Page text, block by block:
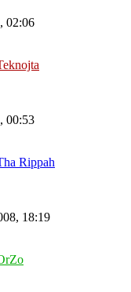
02:06
00:53
Rippah
18:19